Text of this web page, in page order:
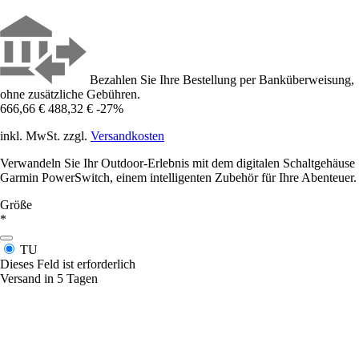
Bezahlen Sie Ihre Bestellung per Banküberweisung,
ohne zusätzliche Gebühren.
666,66 € 488,32 € -27%
inkl. MwSt. zzgl. Versandkosten
Verwandeln Sie Ihr Outdoor-Erlebnis mit dem digitalen Schaltgehäuse
Garmin PowerSwitch, einem intelligenten Zubehör für Ihre Abenteuer.
Größe
*
TU
Dieses Feld ist erforderlich
Versand in 5 Tagen